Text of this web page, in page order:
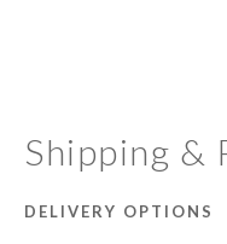
Shipping &
DELIVERY OPTIONS